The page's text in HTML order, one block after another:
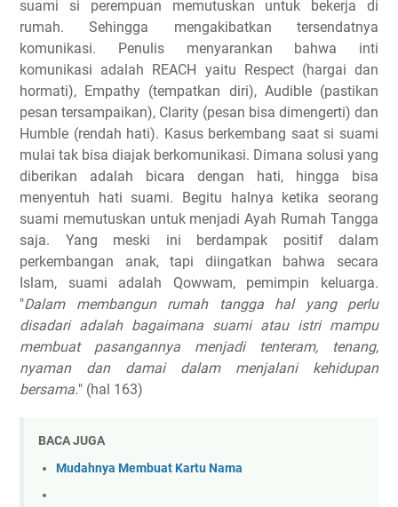
suami si perempuan memutuskan untuk bekerja di
rumah. Sehingga mengakibatkan tersendatnya
komunikasi. Penulis menyarankan bahwa inti
komunikasi adalah REACH yaitu Respect (hargai dan
hormati), Empathy (tempatkan diri), Audible (pastikan
pesan tersampaikan), Clarity (pesan bisa dimengerti) dan
Humble (rendah hati). Kasus berkembang saat si suami
mulai tak bisa diajak berkomunikasi. Dimana solusi yang
diberikan adalah bicara dengan hati, hingga bisa
menyentuh hati suami. Begitu halnya ketika seorang
suami memutuskan untuk menjadi Ayah Rumah Tangga
saja. Yang meski ini berdampak positif dalam
perkembangan anak, tapi diingatkan bahwa secara
Islam, suami adalah Qowwam, pemimpin keluarga.
"Dalam membangun rumah tangga hal yang perlu
disadari adalah bagaimana suami atau istri mampu
membuat pasangannya menjadi tenteram, tenang,
nyaman dan damai dalam menjalani kehidupan
bersama." (hal 163)
BACA JUGA
Mudahnya Membuat Kartu Nama